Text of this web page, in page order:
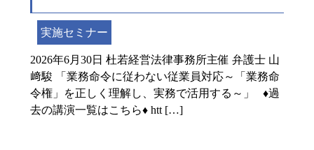
実施セミナー
2026年6月30日 杜若経営法律事務所主催 弁護士 山
﨑駿 「業務命令に従わない従業員対応～「業務命
令権」を正しく理解し、実務で活用する～」 ♦過
去の講演一覧はこちら♦ htt […]